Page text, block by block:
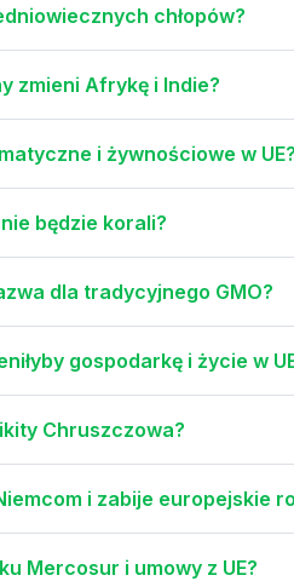
chłopów?
zmieni Afrykę i Indie?
i żywnościowe w UE?
będzie korali?
dla tradycyjnego GMO?
gospodarkę i życie w
Chruszczowa?
i zabije europejskie
Mercosur i umowy z UE?